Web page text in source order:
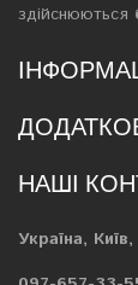
здійснюються
НАШІ
Україна,